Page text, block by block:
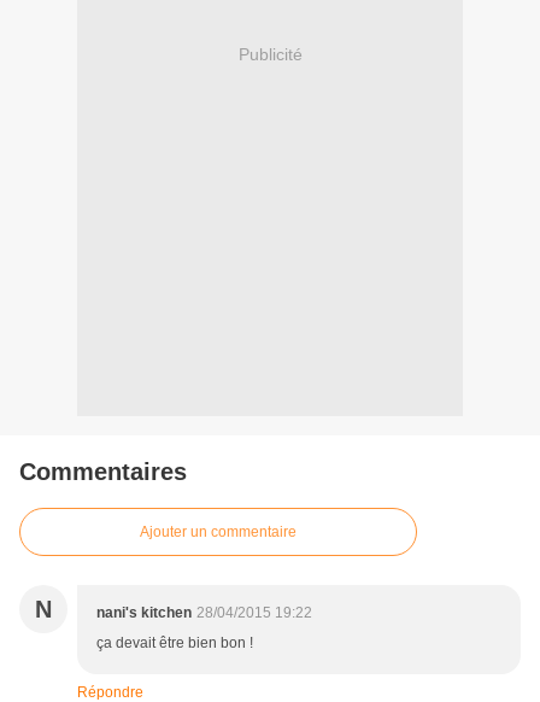
Publicité
Commentaires
Ajouter un commentaire
N nani's kitchen 28/04/2015 19:22
ça devait être bien bon !
Répondre